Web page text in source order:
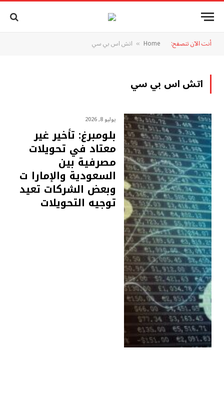
أنت الآن تتصفح: Home
» اتش اس بي سي
اتش اس بي سي
يوليو 8, 2026
بلومبرغ: تأخير غير
معتاد في تحويلات
مصرفية بين
السعودية والإمارا ت
وبعض الشركات تعيد
توجيه التحويلات